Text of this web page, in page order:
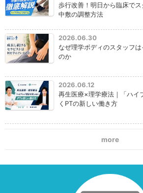
歩行改善！明日から臨床で
中敷の調整方法
2026.06.30
なぜ理学ボディのスタッフ
のか
2026.06.12
再生医療×理学療法｜「ハイ
くPTの新しい働き方
more